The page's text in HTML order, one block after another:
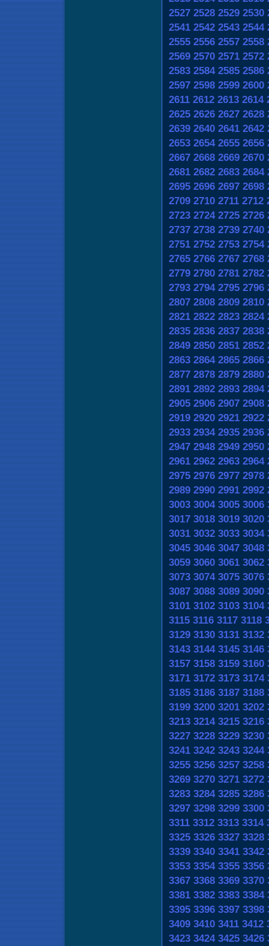
2527 2528 2529 2530
2541 2542 2543 2544
2555 2556 2557 2558
2569 2570 2571 2572
2583 2584 2585 2586
2597 2598 2599 2600
2611 2612 2613 2614
2625 2626 2627 2628
2639 2640 2641 2642
2653 2654 2655 2656
2667 2668 2669 2670
2681 2682 2683 2684
2695 2696 2697 2698
2709 2710 2711 2712
2723 2724 2725 2726
2737 2738 2739 2740
2751 2752 2753 2754
2765 2766 2767 2768
2779 2780 2781 2782
2793 2794 2795 2796
2807 2808 2809 2810
2821 2822 2823 2824
2835 2836 2837 2838
2849 2850 2851 2852
2863 2864 2865 2866
2877 2878 2879 2880
2891 2892 2893 2894
2905 2906 2907 2908
2919 2920 2921 2922
2933 2934 2935 2936
2947 2948 2949 2950
2961 2962 2963 2964
2975 2976 2977 2978
2989 2990 2991 2992
3003 3004 3005 3006
3017 3018 3019 3020
3031 3032 3033 3034
3045 3046 3047 3048
3059 3060 3061 3062
3073 3074 3075 3076
3087 3088 3089 3090
3101 3102 3103 3104
3115 3116 3117 3118
3129 3130 3131 3132
3143 3144 3145 3146
3157 3158 3159 3160
3171 3172 3173 3174
3185 3186 3187 3188
3199 3200 3201 3202
3213 3214 3215 3216
3227 3228 3229 3230
3241 3242 3243 3244
3255 3256 3257 3258
3269 3270 3271 3272
3283 3284 3285 3286
3297 3298 3299 3300
3311 3312 3313 3314
3325 3326 3327 3328
3339 3340 3341 3342
3353 3354 3355 3356
3367 3368 3369 3370
3381 3382 3383 3384
3395 3396 3397 3398
3409 3410 3411 3412
3423 3424 3425 3426